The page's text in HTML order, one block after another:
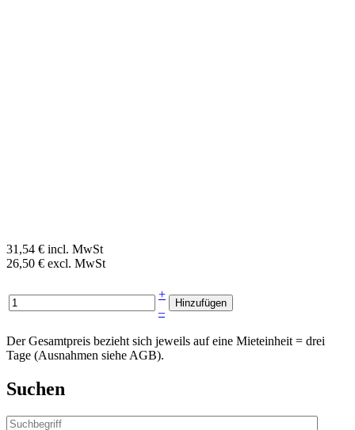
31,54 € incl. MwSt
26,50 € excl. MwSt
+
–
Der Gesamtpreis bezieht sich jeweils auf eine Mieteinheit = drei
Tage (Ausnahmen siehe AGB).
Suchen